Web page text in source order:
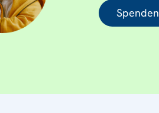
Spenden